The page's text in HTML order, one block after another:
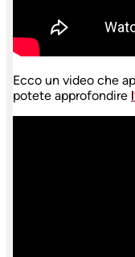
Ecco un video che
potete approfondire